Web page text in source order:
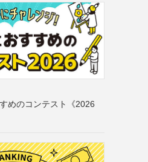
めのコンテスト《2026